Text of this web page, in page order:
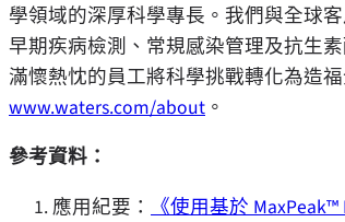
學領域的深厚科學專長。我們與全球
早期疾病檢測、常規感染管理及抗生
滿懷熱忱的員工將科學挑戰轉化為造
www.waters.com/about 。
參考資料：
應用紀要：
《使用基於